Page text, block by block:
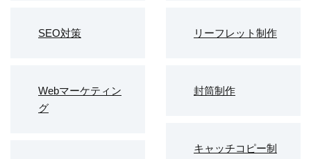
SEO対策
Webマーケティン
グ
リーフレット制作
封筒制作
キャッチコピー制